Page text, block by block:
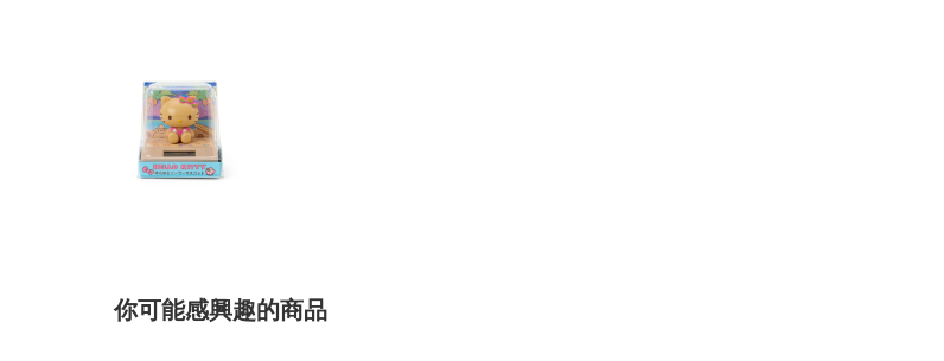
你可能感興趣的商品